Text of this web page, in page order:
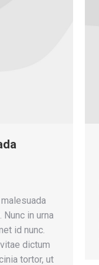
in urna
id nunc.
dictum
tortor, ut